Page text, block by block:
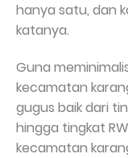
hanya satu, dan
katanya.
Guna
kecamatan
gugus baik dari
hingga tingkat
kecamatan